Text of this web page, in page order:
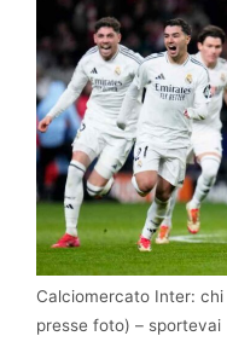
Calciomercato Inter: chi
presse foto) – sportevai